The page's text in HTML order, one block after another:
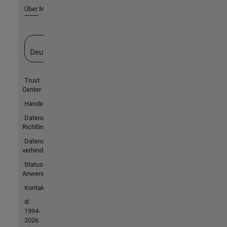
Über MathWorks
Deutschland
Trust
Center
Handelsmarken
Datenschutz-
Richtlinien
Datendiebstahl
verhindern
Status von
Anwendungen
Kontakt
©
1994-
2026